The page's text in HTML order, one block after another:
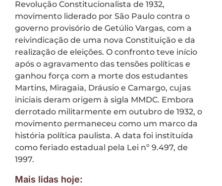
Revolução Constitucionalista de 1932,
movimento liderado por São Paulo contra o
governo provisório de Getúlio Vargas, com a
reivindicação de uma nova Constituição e da
realização de eleições. O confronto teve início
após o agravamento das tensões políticas e
ganhou força com a morte dos estudantes
Martins, Miragaia, Dráusio e Camargo, cujas
iniciais deram origem à sigla MMDC. Embora
derrotado militarmente em outubro de 1932, o
movimento permaneceu como um marco da
história política paulista. A data foi instituída
como feriado estadual pela Lei nº 9.497, de
1997.
Mais lidas hoje: